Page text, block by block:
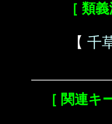
［ 類
【 千
［ 関連キ